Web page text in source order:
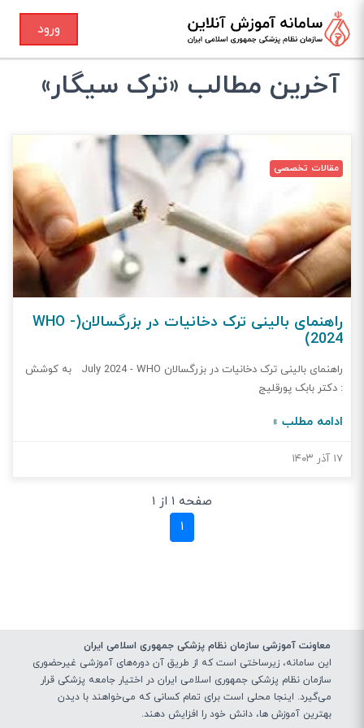
ورود
آخرین مطالب «ترک سیگار»
مقالات تخصصی
راهنمای بالینی ترک دخانیات در بزرگسالان(WHO -
2024)
راهنمای بالینی ترک دخانیات در بزرگسالان July 2024 - WHO به کوشش
: دکتر بابک پورقلیج
ادامه مطلب »
۱۷ آذر ۱۴۰۳
صفحه ۱ از ۱
۱
معاونت آموزشی سازمان نظام پزشکی جمهوری اسلامی ایران
این سامانه، زیرساختی‌ است که از طریق آن دوره‌های آموزشی غیرحضوری
سازمان نظام پزشکی جمهوری اسلامی ایران در اختیار جامعه پزشکی قرار
می‌گیرد. اینجا محلی است برای تمام کسانی که می‌خواهند با دیدن
بهترین آموزش ها، دانش خود را افزایش دهند.